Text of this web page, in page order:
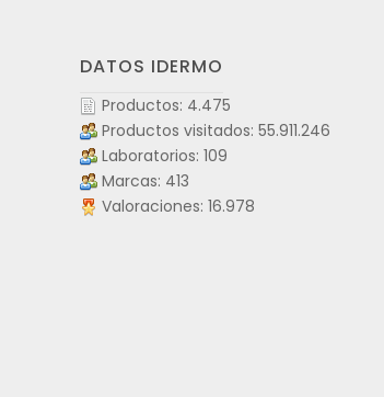
DATOS IDERMO
Productos: 4.475
Productos visitados: 55.911.246
Laboratorios: 109
Marcas: 413
Valoraciones: 16.978